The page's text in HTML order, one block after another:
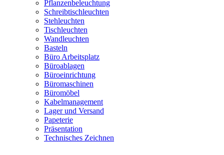
Pflanzenbeleuchtung
Schreibtischleuchten
Stehleuchten
Tischleuchten
Wandleuchten
Basteln
Büro Arbeitsplatz
Büroablagen
Büroeinrichtung
Büromaschinen
Büromöbel
Kabelmanagement
Lager und Versand
Papeterie
Präsentation
Technisches Zeichnen